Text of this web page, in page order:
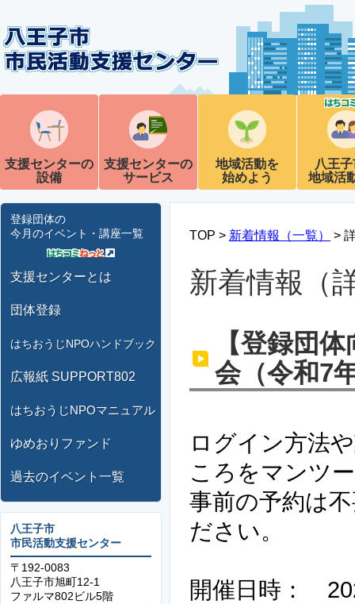
支援センターの
設備
支援センターの
サービス
地域活動を
始めよう
八王
地域活
登録団体の
今月のイベント・講座一覧
支援センターとは
団体登録
はちおうじNPOハンドブック
広報紙 SUPPORT802
はちおうじNPOマニュアル
ゆめおりファンド
過去のイベント一覧
八王子市
市民活動支援センター
〒192-0083
八王子市旭町12-1
ファルマ802ビル5階
TOP > 新着情報（一覧） >
新着情報（
【登録団
会（令和7
ログイン方法
ころをマンツ
事前の予約は
ださい。
開催日時：